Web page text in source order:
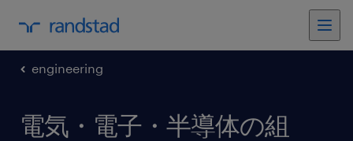
engineering
電気・電子・半導体の組